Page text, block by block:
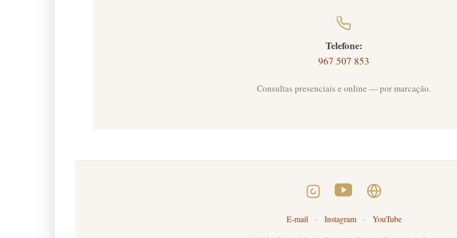
Telefone:
967 507 853
Consultas presenciais e online — por marcação.
E-mail · Instagram · YouTube